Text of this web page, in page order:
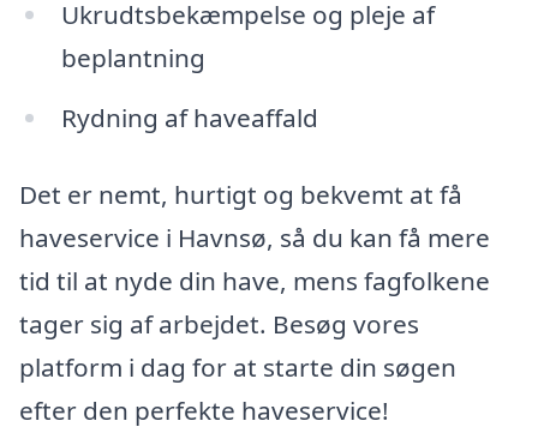
Ukrudtsbekæmpelse og pleje af
beplantning
Rydning af haveaffald
Det er nemt, hurtigt og bekvemt at få
haveservice i Havnsø, så du kan få mere
tid til at nyde din have, mens fagfolkene
tager sig af arbejdet. Besøg vores
platform i dag for at starte din søgen
efter den perfekte haveservice!